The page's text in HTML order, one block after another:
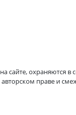
сайте, охраняются в
праве и